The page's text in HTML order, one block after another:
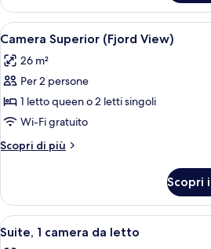
Superior,
vista
città
Apri
tutte
le
foto
per
Camera
Superior
(Fjord
Una
9
Camera Superior (Fjord View)
26 m²
Per 2 persone
1 letto queen o 2 letti singoli
Wi-Fi gratuito
Scopri di più
Altri
Superior
(Fjord
View)
Scopri
Apri
tutte
Un
5
Suite, 1 camera da letto